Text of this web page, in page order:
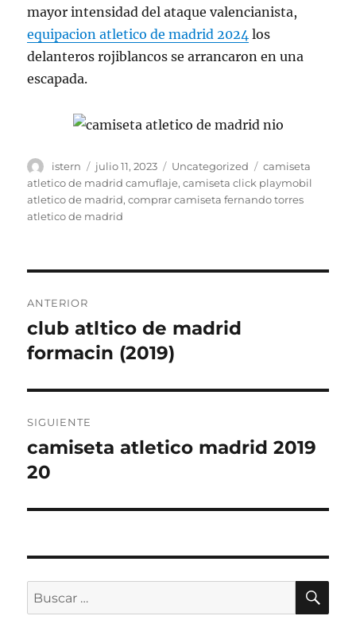
mayor intensidad del ataque valencianista,
equipacion atletico de madrid 2024 los
delanteros rojiblancos se arrancaron en una
escapada.
Autor
istern
Publicado
el
julio 11, 2023 Categorías
Uncategorized Etiquetas
camiseta
atletico de madrid camuflaje,camiseta click playmobil
atletico de madrid,comprar camiseta fernando torres
atletico de madrid
de
entradas
ANTERIOR
Entrada
anterior:
club atltico de madrid
formacin (2019)
SIGUIENTE
Entrada
siguiente:
camiseta atletico madrid 2019
20
Buscar
por: